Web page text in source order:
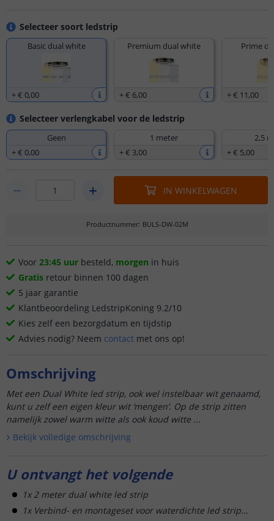
Selecteer soort ledstrip
Basic dual white
+€ 0,00
Premium dual white
+€ 6,00
Prime
+€ 11,00
Selecteer verlengkabel voor de ledstrip
Geen
+€ 0,00
1 meter
+€ 3,00
2,5
+€ 5,00
IN WINKELWAGEN
Productnummer: BULS-DW-02M
Voor 23:45 uur besteld, morgen in huis
Gratis retour binnen 100 dagen
5 jaar garantie
Klantbeoordeling LedstripKoning 9.2/10
Kies zelf een bezorgdatum en tijdstip
Advies nodig? Neem contact met ons op!
Omschrijving
Met een Dual White led strip, ook wel instelbaar wit genaamd,
kunt u zelf een eigen kleur wit ‘mengen’. Op de strip zitten
namelijk zowel warm witte als ook koud witte ...
Bekijk volledige omschrijving
U ontvangt het volgende
1x 2 meter dual white led strip
1x Verbind- en montageset voor waterdichte led strip...